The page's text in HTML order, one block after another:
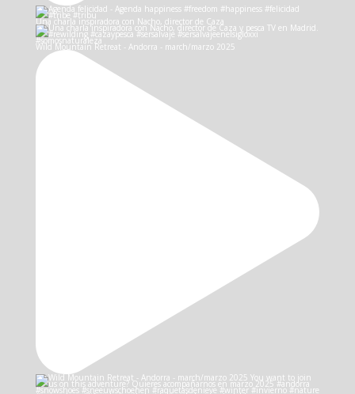
Una charla inspiradora con Nacho, director de Caza
Wild Mountain Retreat - Andorra - march/marzo 2025